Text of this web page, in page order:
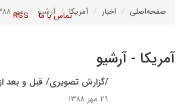
تماس با ما RSS صفحه‌اصلی اخبار آمریکا آرشیو مهر ۱۳۸۸
آمریکا - آرشیو
/گزارش تصویری/ قبل و بعد
۲۹ مهر ۱۳۸۸